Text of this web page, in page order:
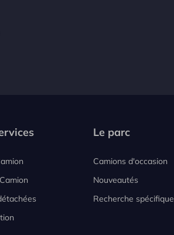
Le parc
Camions d'occasion
Nouveautés
Recherche spécifique